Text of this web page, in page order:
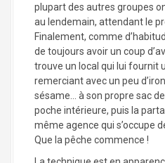
plupart des autres groupes
au lendemain, attendant le
Finalement, comme
de toujours avoir un coup
trouve un local qui lui fournit
remerciant avec un peu
sésame… à son propre sac de
poche intérieure, puis la
même agence qui s’occupe
Que la pêche commence !